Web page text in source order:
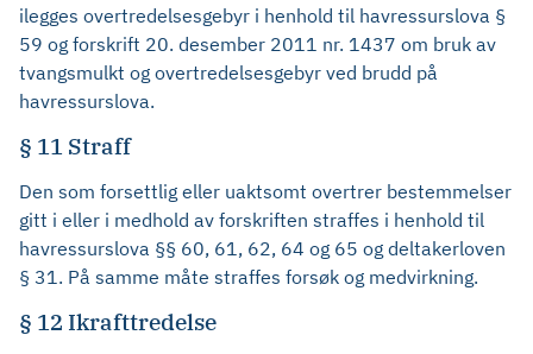
ilegges overtredelsesgebyr i henhold til havressurslova §
59 og forskrift 20. desember 2011 nr. 1437 om bruk av
tvangsmulkt og overtredelsesgebyr ved brudd på
havressurslova.
§ 11 Straff
Den som forsettlig eller uaktsomt overtrer bestemmelser
gitt i eller i medhold av forskriften straffes i henhold til
havressurslova §§ 60, 61, 62, 64 og 65 og deltakerloven
§ 31. På samme måte straffes forsøk og medvirkning.
§ 12 Ikrafttredelse